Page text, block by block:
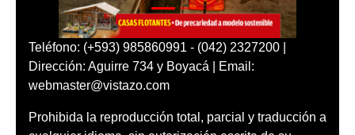
Teléfono: (+593) 985860991 - (042) 2327200 |
Dirección: Aguirre 734 y Boyacá | Email:
webmaster@vistazo.com
Prohibida la reproducción total, parcial y traducción a